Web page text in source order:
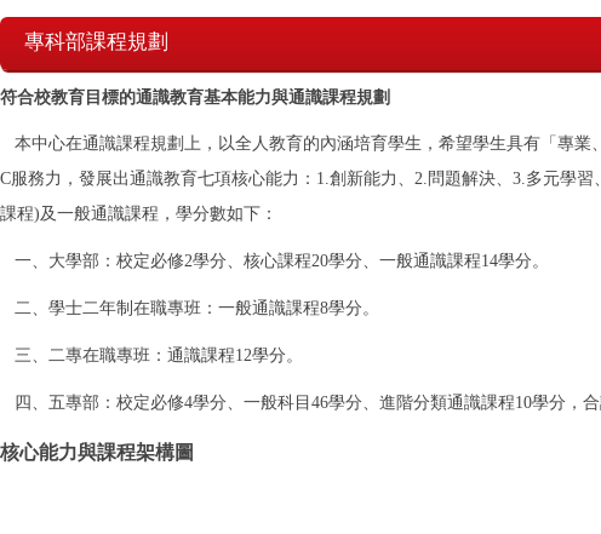
專科部課程規劃
符合校教育目標的通識教育基本能力與通識課程規劃
本中心在通識課程規劃上，以全人教育的內涵培育學生，希望學生具有「專
C服務力，發展出通識教育七項核心能力：1.創新能力、2.問題解決、3.多元學
課程)及一般通識課程，學分數如下：
一、大學部：校定必修2學分、核心課程20學分、一般通識課程14學分。
二、學士二年制在職專班：一般通識課程8學分。
三、二專在職專班：通識課程12學分。
四、五專部：校定必修4學分、一般科目46學分、進階分類通識課程10學分，合
核心能力與課程架構圖